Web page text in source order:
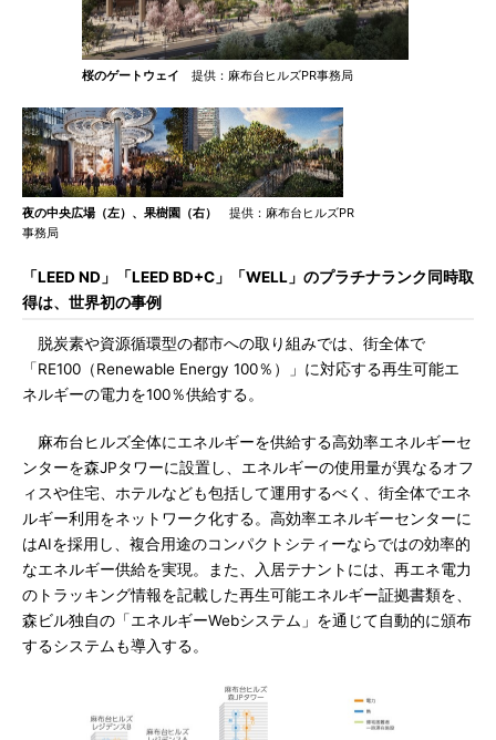
桜のゲートウェイ 提供：麻布台ヒルズPR事務局
夜の中央広場（左）、果樹園（右）
提供：麻布台ヒルズPR
事務局
「LEED ND」「LEED BD+C」「WELL」のプラチナランク同時取
得は、世界初の事例
脱炭素や資源循環型の都市への取り組みでは、街全体で
「RE100（Renewable Energy 100％）」に対応する再生可能エ
ネルギーの電力を100％供給する。
麻布台ヒルズ全体にエネルギーを供給する高効率エネルギーセ
ンターを森JPタワーに設置し、エネルギーの使用量が異なるオフ
ィスや住宅、ホテルなども包括して運用するべく、街全体でエネ
ルギー利用をネットワーク化する。高効率エネルギーセンターに
はAIを採用し、複合用途のコンパクトシティーならではの効率的
なエネルギー供給を実現。また、入居テナントには、再エネ電力
のトラッキング情報を記載した再生可能エネルギー証拠書類を、
森ビル独自の「エネルギーWebシステム」を通じて自動的に頒布
するシステムも導入する。